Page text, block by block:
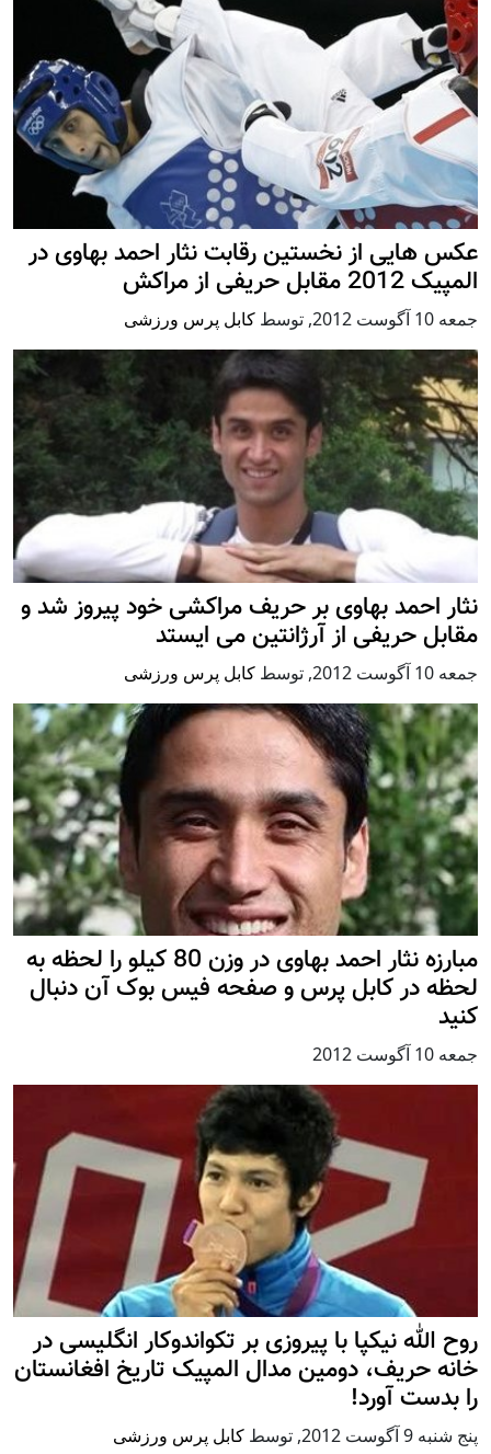
عکس هایی از نخستین رقابت نثار احمد بهاوی در
المپیک 2012 مقابل حریفی از مراکش
جمعه 10 آگوست 2012 , توسط کابل پرس ورزشی
نثار احمد بهاوی بر حریف مراکشی خود پیروز شد و
مقابل حریفی از آرژانتین می ایستد
جمعه 10 آگوست 2012 , توسط کابل پرس ورزشی
مبارزه نثار احمد بهاوی در وزن 80 کیلو را لحظه به
لحظه در کابل پرس و صفحه فیس بوک آن دنبال
کنید
جمعه 10 آگوست 2012
روح الله نیکپا با پیروزی بر تکواندوکار انگلیسی در
خانه حریف، دومین مدال المپیک تاریخ افغانستان
را بدست آورد!
پنج شنبه 9 آگوست 2012 , توسط کابل پرس ورزشی